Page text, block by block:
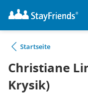
Startseite
Christiane
Krysik)